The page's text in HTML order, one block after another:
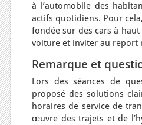
à l’automobile des
actifs quotidiens. Pour
fondée sur des cars à
voiture et inviter au report
Remarque et
Lors des séances de
proposé des solutions
horaires de service de
œuvre des trajets et de